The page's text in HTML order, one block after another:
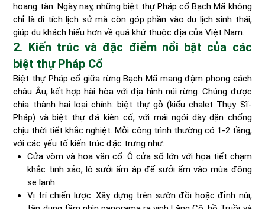
hoang tàn. Ngày nay, những biệt thự Pháp cổ Bạch Mã không
chỉ là di tích lịch sử mà còn góp phần vào du lịch sinh thái,
giúp du khách hiểu hơn về quá khứ thuộc địa của Việt Nam.
2. Kiến trúc và đặc điểm nổi bật của các
biệt thự Pháp Cổ
Biệt thự Pháp cổ giữa rừng Bạch Mã mang đậm phong cách
châu Âu, kết hợp hài hòa với địa hình núi rừng. Chúng được
chia thành hai loại chính: biệt thự gỗ (kiểu chalet Thụy Sĩ-
Pháp) và biệt thự đá kiên cố, với mái ngói dày dặn chống
chịu thời tiết khắc nghiệt. Mỗi công trình thường có 1-2 tầng,
với các yếu tố kiến trúc đặc trưng như:
Cửa vòm và hoa văn cổ: Ô cửa sổ lớn với họa tiết chạm
khắc tinh xảo, lò sưởi ấm áp để sưởi ấm vào mùa đông
se lạnh.
Vị trí chiến lược: Xây dựng trên sườn đồi hoặc đỉnh núi,